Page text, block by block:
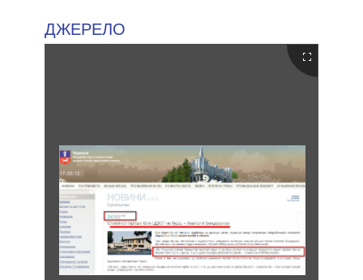
ДЖЕРЕЛО